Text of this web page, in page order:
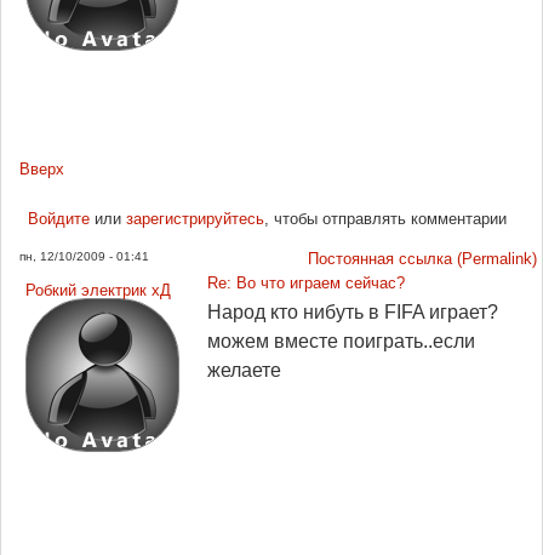
Вверх
Войдитеили зарегистрируйтесь, чтобы отправлять комментарии
пн, 12/10/2009 - 01:41
Постоянная ссылка (Permalink)
Робкий электрик хД
Re: Во что играем сейчас?
Народ кто нибуть в FIFA играет?
можем вместе поиграть..если
желаете